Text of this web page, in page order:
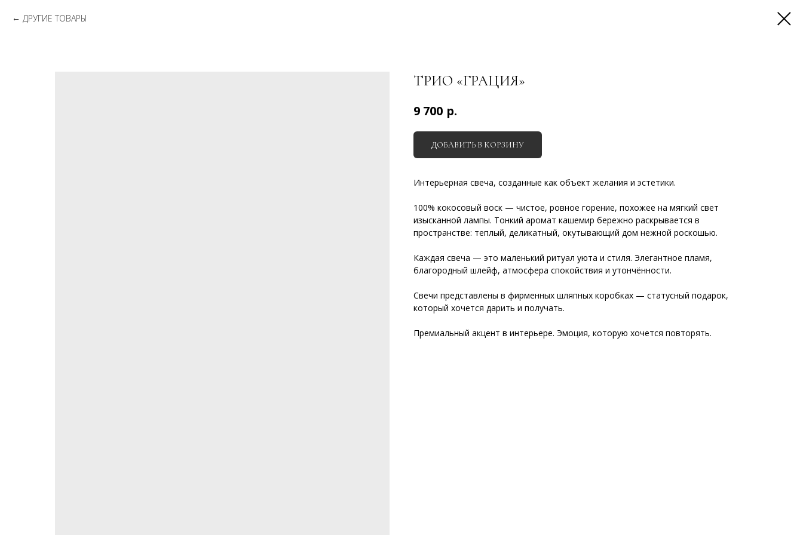
ДРУГИЕ ТОВАРЫ
ТРИО «ГРАЦИЯ»
9 700 р.
ДОБАВИТЬ В КОРЗИНУ
Интерьерная свеча, созданные как объект желания и эстетики.
100% кокосовый воск — чистое, ровное горение, похожее на мягкий свет
изысканной лампы. Тонкий аромат кашемир бережно раскрывается в
пространстве: теплый, деликатный, окутывающий дом нежной роскошью.
Каждая свеча — это маленький ритуал уюта и стиля. Элегантное пламя,
благородный шлейф, атмосфера спокойствия и утончённости.
Свечи представлены в фирменных шляпных коробках — статусный подарок,
который хочется дарить и получать.
Премиальный акцент в интерьере. Эмоция, которую хочется повторять.